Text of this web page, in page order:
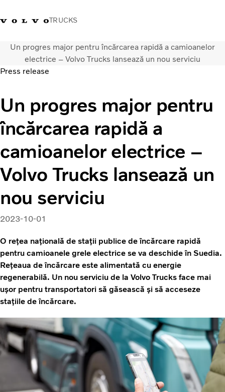
TRUCKS
+40 21 202 96 30Merchandise Volvo Trucks ConectareTrucks PortalRomânia
Camioane
Servicii
Dealer locator
News
Despre noi
Contactați-ne
Un progres major pentru încărcarea rapidă a camioanelor
electrice – Volvo Trucks lansează un nou serviciu
Press release
Un progres major pentru
încărcarea rapidă a
camioanelor electrice –
Volvo Trucks lansează un
nou serviciu
2023-10-01
O rețea națională de stații publice de încărcare rapidă
pentru camioanele grele electrice se va deschide în Suedia.
Rețeaua de încărcare este alimentată cu energie
regenerabilă. Un nou serviciu de la Volvo Trucks face mai
ușor pentru transportatori să găsească și să acceseze
stațiile de încărcare.